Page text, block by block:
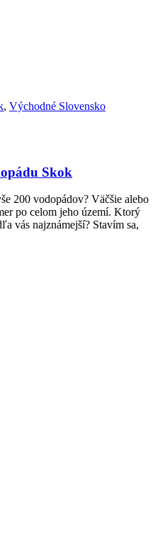
, Východné Slovensko
Skok
200 vodopádov? Väčšie alebo
po celom jeho území. Ktorý
vás najznámejší? Stavím sa,